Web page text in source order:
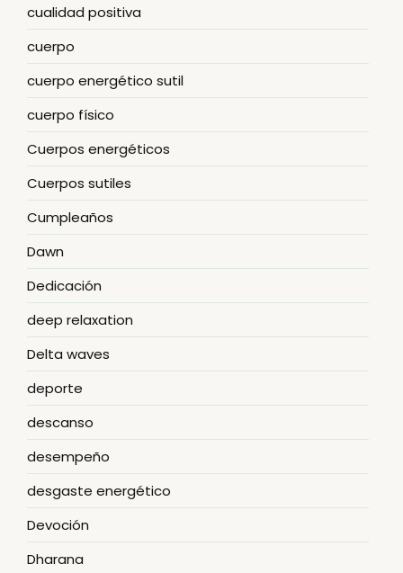
cualidad positiva
cuerpo
cuerpo energético sutil
cuerpo físico
Cuerpos energéticos
Cuerpos sutiles
Cumpleaños
Dawn
Dedicación
deep relaxation
Delta waves
deporte
descanso
desempeño
desgaste energético
Devoción
Dharana